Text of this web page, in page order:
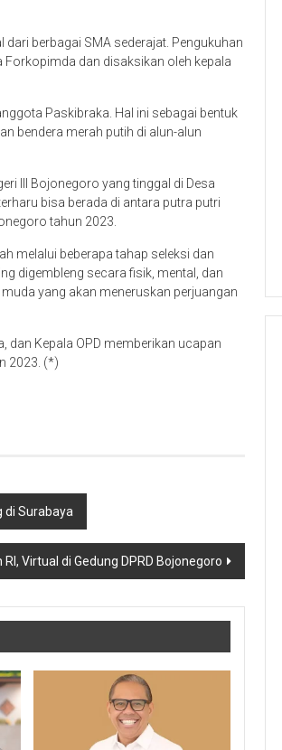
berbagai SMA sederajat. Pengukuhan
dan disaksikan oleh kepala
Paskibraka. Hal ini sebagai bentuk
bendera merah putih di alun-alun
III Bojonegoro yang tinggal di Desa
bisa berada di antara putra putri
tahun 2023.
melalui beberapa tahap seleksi dan
digembleng secara fisik, mental, dan
yang akan meneruskan perjuangan
dan Kepala OPD memberikan ucapan
2023. (*)
di Surabaya
Virtual di Gedung DPRD Bojonegoro